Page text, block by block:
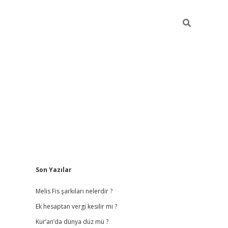
Sidebar
Son Yazılar
Melis Fis şarkıları nelerdir ?
Ek hesaptan vergi kesilir mi ?
Kur’an’da dünya düz mü ?